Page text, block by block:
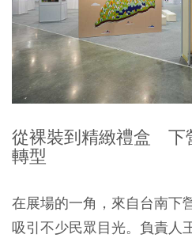
從裸裝到精緻禮盒 下
轉型
在展場的一角，來自台南下
吸引不少民眾目光。負責人